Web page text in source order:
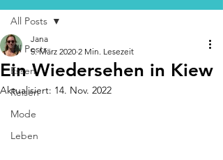
All Posts
Essen
Reisen
Mode
Leben
All Posts
Ein Wiedersehen in Kiew
Jana
5. März 2020 2 Min. Lesezeit
Aktualisiert: 14. Nov. 2022